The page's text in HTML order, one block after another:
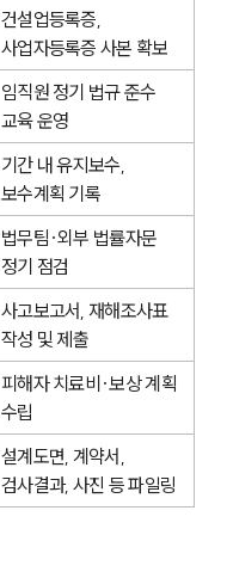
건설업등록증,
사업자등록증 사본 확보
임직원 정기 법규 준수
교육 운영
기간 내 유지보수,
보수계획 기록
법무팀·외부 법률자문
정기 점검
사고보고서, 재해조사표
작성 및 제출
피해자 치료비·보상 계획
수립
설계도면, 계약서,
검사결과, 사진 등 파일링